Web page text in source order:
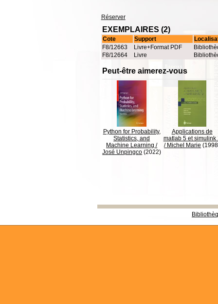
Réserver
EXEMPLAIRES (2)
Cote Support
F8/12663
Livre+Format PDF
F8/12664
Livre
Peut-être aimerez-vous
Python for Probability,
Statistics, and
Machine Learning /
José Unpingco (2022)
Applications de
matlab 5 et simulink
/ Michel Marie